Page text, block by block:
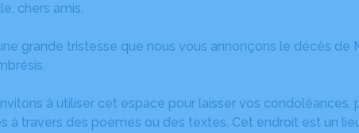
chers amis,
grande tristesse que nous vous annonçons le décès
à utiliser cet espace pour laisser vos
à travers des poèmes ou des textes. Cet endroit est un